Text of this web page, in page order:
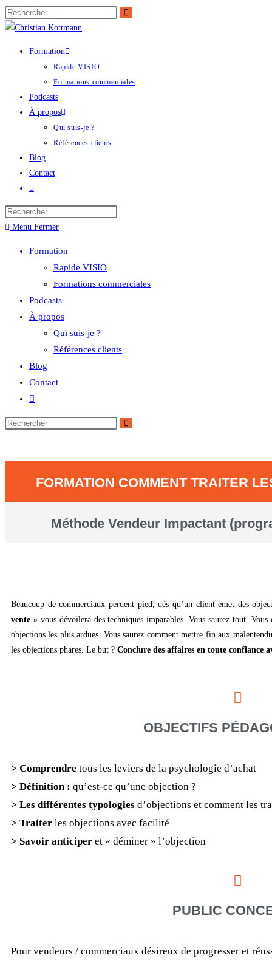
Formation
Rapide VISIO
Formations commerciales
Podcasts
À propos
Qui suis-je ?
Références clients
Blog
Contact
Menu Fermer
Formation
Rapide VISIO
Formations commerciales
Podcasts
À propos
Qui suis-je ?
Références clients
Blog
Contact
FORMATION COMMENT TRAITER
Méthode Vendeur Impactant
Beaucoup de commerciaux perdent pied, dès qu’un client émet des
vente »vous dévoilera des techniques imparables. Vous saurez tout.
objections les plus ardues. Vous saurez comment mettre fin aux
les objections phares. Le but ? Conclure des affaires en toute confiance
OBJECTIFS
> Comprendre tous les leviers de la psychologie d’achat
> Définition : qu’est-ce qu’une objection ?
> Les différentes typologies d’objections et comment les
> Traiter les objections avec facilité
> Savoir anticiper et « déminer » l’objection
PUBLIC
Pour vendeurs / commerciaux désireux de progresser et